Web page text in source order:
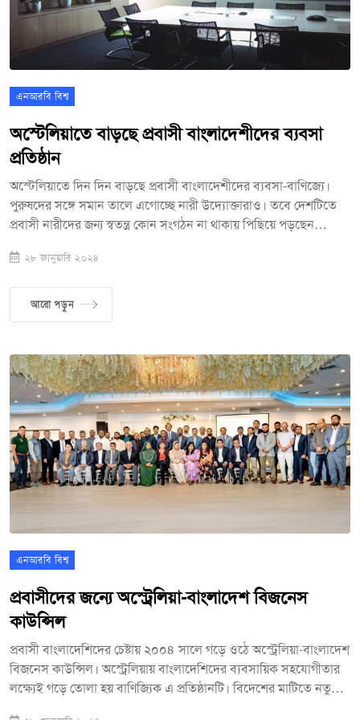
সংসদ সদস্য।
এনআরবি বিশ্ব
অস্টেলিয়াতে বাড়ছে প্রবাসী বাংলাদেশীদের ব্যবসা
প্রতিষ্ঠান
অস্টেলিয়াতে দিন দিন বাড়ছে প্রবাসী বাংলাদেশীদের ব্যবসা-বাণিজ্যে।
পুরুষদের সঙ্গে সমান তালে এগোচ্ছে নারী উদ্যোক্তারাও। তবে দেশটিতে
প্রবাসী নারীদের জন্য স্বতন্ত্র কোন সংগঠন না থাকায় পিছিয়ে পড়ছেন
নারী সংগঠক। অভিবাসন বা উচ্চ শিক্ষার জন্যে অস্ট্রেলিয়াতে বসবাস
করছেন প্রায় লাখো বাংলাদেশী। দেশটির প্রায় প্রতিটি ক্ষেত্রেই রয়েছে
বাংলাদেশীদের অবস্থান। ব্যবসা-বাণিজ্যেও বড় সফলতা পাচ্ছেন তারা।
অষ্ট্রেলিয়ায় পুরুষদের সাথে পাল্লা দিয়ে বাড়ছে&nbsp; প্রবাসী বাংলাদেশী
সফলতা।তবে উন্নত বিশ্বের দেশটিতে সামাজিকতার কারণে পিছিয়ে
পড়ছেন অনেক নারী। তাই তাদের জন্যে কাজ করছে অস্ট্রেলিয়া-বাংলাদেশ
ওমেন্স চেম্বার অব কমার্স নামের সংগঠন। সংগঠনটির লক্ষ্য,ওশেনিয়ার
দেশটিতে বাংলাদেশী নারীদের আরো বেশি সংখ্যক উদ্যোক্তা হিসেবে প্রস্তুত
করা। আর সেই কাজে সহযোগিতা করছেন দেশটি প্রবাসী বাংলাদেশিরাও।
২৮ জানুয়ারি ২০২৪
আরো পড়ুন
এনআরবি বিশ্ব
প্রবাসীদের জন্যে অস্ট্রেলিয়া-বাংলাদেশ বিজনেস
কাউন্সিল
প্রবাসী বাংলাদেশিদের চেষ্টায় ২০০৪ সালে গড়ে ওঠে অস্ট্রেলিয়া-বাংলাদেশ
বিজনেস কাউন্সিল। অস্ট্রেলিয়ায় বাংলাদেশিদের ব্যবসায়িক সহযোগীতার
লক্ষ্যেই গড়ে তোলা হয় বাণিজ্যিক এ প্রতিষ্ঠানটি। বিদেশের মাটিতে নতুন